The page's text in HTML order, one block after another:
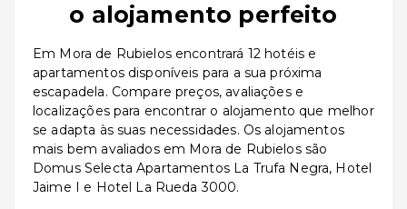
o alojamento perfeito
Em Mora de Rubielos encontrará 12 hotéis e
apartamentos disponíveis para a sua próxima
escapadela. Compare preços, avaliações e
localizações para encontrar o alojamento que melhor
se adapta às suas necessidades. Os alojamentos
mais bem avaliados em Mora de Rubielos são
Domus Selecta Apartamentos La Trufa Negra, Hotel
Jaime I e Hotel La Rueda 3000.